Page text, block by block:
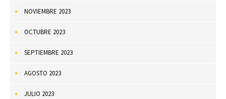
NOVIEMBRE 2023
OCTUBRE 2023
SEPTIEMBRE 2023
AGOSTO 2023
JULIO 2023